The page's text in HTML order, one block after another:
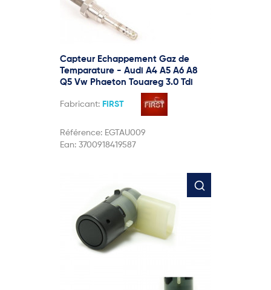
Capteur Echappement Gaz de
Temparature - Audi A4 A5 A6 A8
Q5 Vw Phaeton Touareg 3.0 Tdi
Fabricant: FIRST
Référence: EGTAU009
Ean: 3700918419587